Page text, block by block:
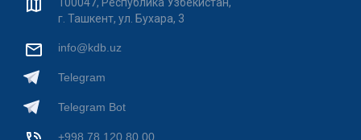
100047, Республика Узбекистан,
г. Ташкент, ул. Бухара, 3
info@kdb.uz
Telegram
Telegram Bot
+998 78 120 80 00